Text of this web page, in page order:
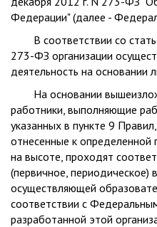
Федерации" (далее -
В соответствии со
273-ФЗ организации
деятельность на основании
На основании
работники, выполняющие
указанных в пункте 9
отнесенные к определенной
на высоте, проходят
(первичное, периодическое)
осуществляющей
соответствии с
разработанной этой